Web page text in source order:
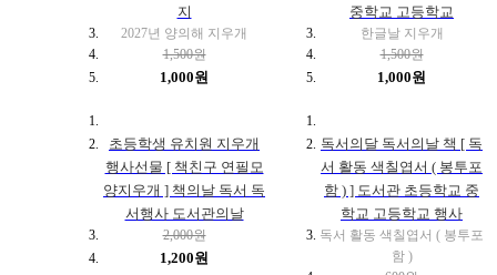
지
2027년 양의해 지우개
1,500원
1,000원
중학교 고등학교
한글날 지우개
1,500원
1,000원
초등학생 유치원 지우개
행사선물 [ 책친구 연필모
양지우개 ] 책의날 독서 독
서행사 도서관의날
2,000원
1,200원
독서의달 독서의날 책 [ 독
서 활동 색칠엽서 ( 봉투포
함 ) ] 도서관 초등학교 중
학교 고등학교 행사
독서 활동 색칠엽서 ( 봉투포
함 )